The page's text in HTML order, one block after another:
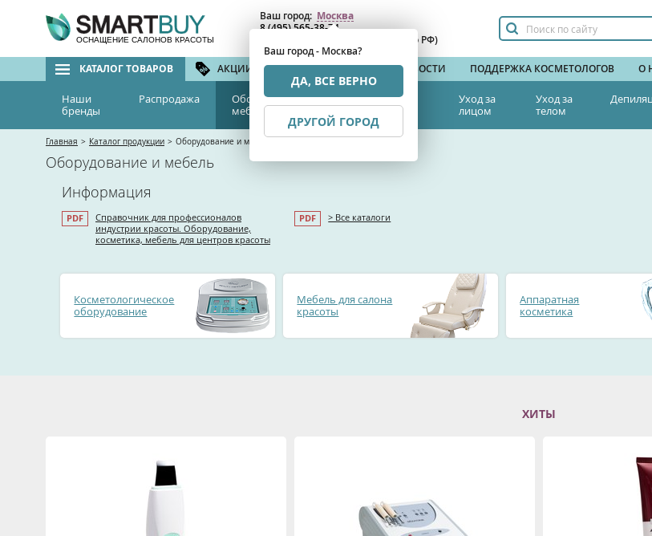
ОСНАЩЕНИЕ САЛОНОВ КРАСОТЫ
Ваш город: Москва
Ваш город - Москва?
ДА, ВСЕ ВЕРНО
ДРУГОЙ ГОРОД
8 (495) 565-38-74
(бесплатный по РФ)
КАТАЛОГ ТОВАРОВ АКЦИИ И СКИДКИ БРЕНДЫ НОВОСТИ ПОДДЕРЖКА КОСМЕТОЛОГОВ О
Наши
бренды
Распродажа
Оборудование и
мебель
Эстетическая
медицина
Уход за
лицом
Уход за
телом
Главная > Каталог продукции > Оборудование и мебель
Оборудование и мебель
Косметологическое
оборудование
Мебель для салона
красоты
Аппаратная
косметика
Информация
Справочник для профессионалов
индустрии красоты. Оборудование,
косметика, мебель для центров красоты
> Все каталоги
ХИТЫ